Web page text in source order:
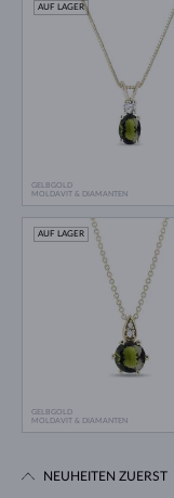
GELBGOLD
MOLDAVIT & DIAMANTEN
AUF LAGER
GELBGOLD
MOLDAVIT & DIAMANTEN
AUF LAGER
NEUHEITEN ZUERST